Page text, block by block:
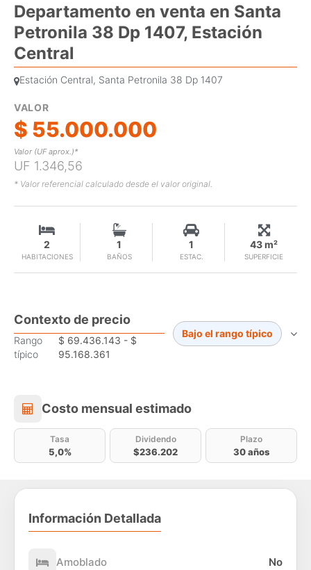
Departamento en venta en Santa
Petronila 38 Dp 1407, Estación
Central
Estación Central, Santa Petronila 38 Dp 1407
VALOR
$ 55.000.000
Valor (UF aprox.)*
UF 1.346,56
* Valor referencial calculado desde el valor original.
HABITACIONES
2
BAÑOS
1
ESTAC.
1
SUPERFICIE
43 m²
Contexto de precio
Rango
típico
$ 69.436.143 - $
95.168.361
Bajo el rango típico
Costo mensual estimado
Costo mensual estimado
Tasa
5,0%
Dividendo
$236.202
Plazo
30 años
Información Detallada
Amoblado No